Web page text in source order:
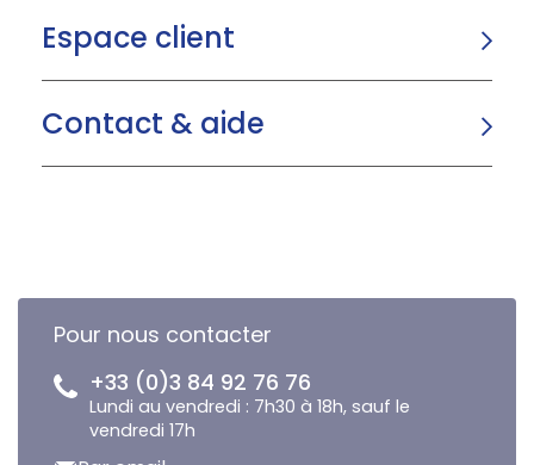
Espace client
Contact & aide
Pour nous contacter
+33 (0)3 84 92 76 76
Lundi au vendredi : 7h30 à 18h, sauf le
vendredi 17h